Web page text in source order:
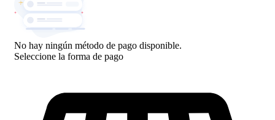
No hay ningún método de pago disponible.
Seleccione la forma de pago